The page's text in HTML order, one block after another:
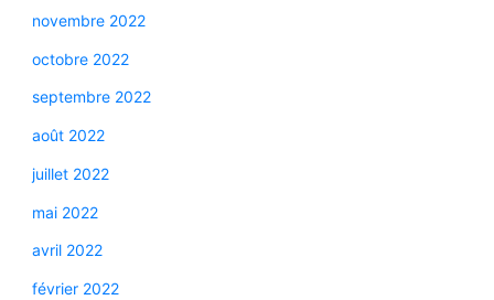
novembre 2022
octobre 2022
septembre 2022
août 2022
juillet 2022
mai 2022
avril 2022
février 2022